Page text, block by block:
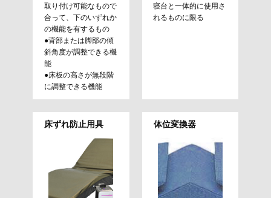
取り付け可能なもので
合って、下のいずれか
の機能を有するもの
●背部または脚部の傾
斜角度が調整できる機
能
●床板の高さが無段階
に調整できる機能
寝台と一体的に使用さ
れるものに限る
床ずれ防止用具 体位変換器